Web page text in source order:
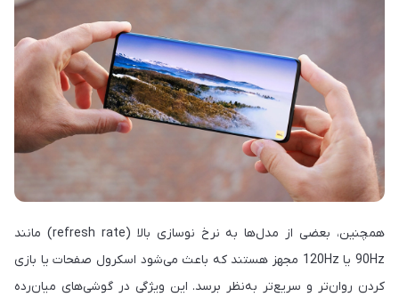
همچنین، بعضی از مدل‌ها به نرخ نوسازی بالا (refresh rate) مانند
90Hz یا 120Hz مجهز هستند که باعث می‌شود اسکرول صفحات یا بازی
کردن روان‌تر و سریع‌تر به‌نظر برسد. این ویژگی در گوشی‌های میان‌رده